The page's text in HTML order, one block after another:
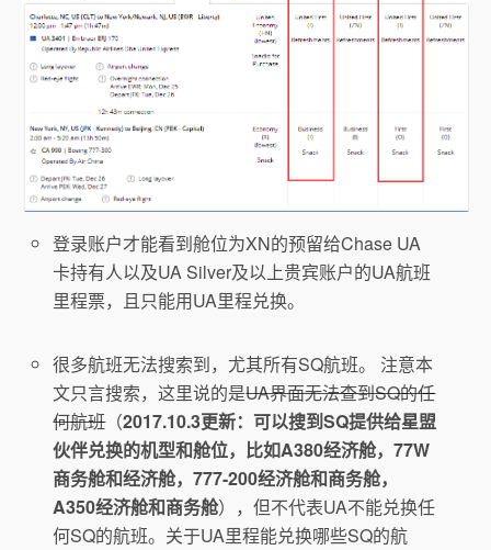
登录账户才能看到舱位为XN的预留给Chase UA
卡持有人以及UA Silver及以上贵宾账户的UA航班
里程票，且只能用UA里程兑换。
很多航班无法搜索到，尤其所有SQ航班。 注意本
文只言搜索，这里说的是UA界面无法查到SQ的任
何航班（2017.10.3更新：可以搜到SQ提供给星盟
伙伴兑换的机型和舱位，比如A380经济舱，77W
商务舱和经济舱，777-200经济舱和商务舱，
A350经济舱和商务舱），但不代表UA不能兑换任
何SQ的航班。关于UA里程能兑换哪些SQ的航